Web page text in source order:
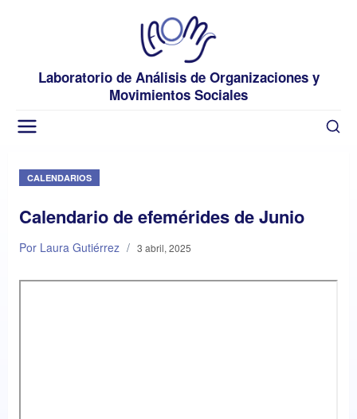
Laboratorio de Análisis de Organizaciones y
Movimientos Sociales
CALENDARIOS
Calendario de efemérides de Junio
Por Laura Gutiérrez / 3 abril, 2025